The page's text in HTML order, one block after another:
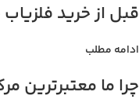
قبل از خرید فلزیاب جی پی ایکس 5000
ادامه مطلب
چرا ما معتبرترین